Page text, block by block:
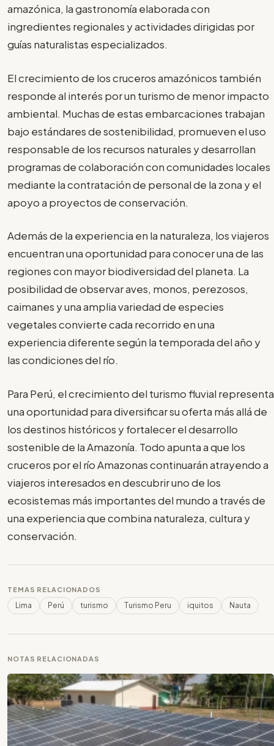
amazónica, la gastronomía elaborada con
ingredientes regionales y actividades dirigidas por
guías naturalistas especializados.
El crecimiento de los cruceros amazónicos también
responde al interés por un turismo de menor impacto
ambiental. Muchas de estas embarcaciones trabajan
bajo estándares de sostenibilidad, promueven el uso
responsable de los recursos naturales y desarrollan
programas de colaboración con comunidades locales
mediante la contratación de personal de la zona y el
apoyo a proyectos de conservación.
Además de la experiencia en la naturaleza, los viajeros
encuentran una oportunidad para conocer una de las
regiones con mayor biodiversidad del planeta. La
posibilidad de observar aves, monos, perezosos,
caimanes y una amplia variedad de especies
vegetales convierte cada recorrido en una
experiencia diferente según la temporada del año y
las condiciones del río.
Para Perú, el crecimiento del turismo fluvial representa
una oportunidad para diversificar su oferta más allá de
los destinos históricos y fortalecer el desarrollo
sostenible de la Amazonía. Todo apunta a que los
cruceros por el río Amazonas continuarán atrayendo a
viajeros interesados en descubrir uno de los
ecosistemas más importantes del mundo a través de
una experiencia que combina naturaleza, cultura y
conservación.
TEMAS RELACIONADOS
Lima Perú turismo Turismo Peru iquitos Nauta
NOTAS RELACIONADAS